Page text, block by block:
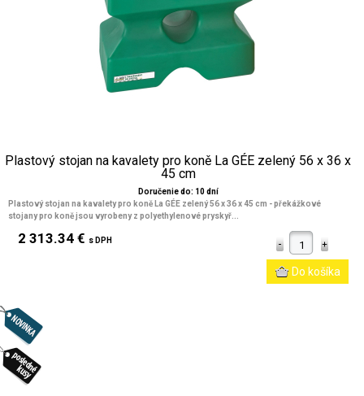
Plastový stojan na kavalety pro koně La GÉE zelený 56 x 36 x
45 cm
Doručenie do: 10 dní
Plastový stojan na kavalety pro koně La GÉE zelený 56 x 36 x 45 cm - překážkové
stojany pro koně jsou vyrobeny z polyethylenové pryskyř...
2 313.34 € s DPH